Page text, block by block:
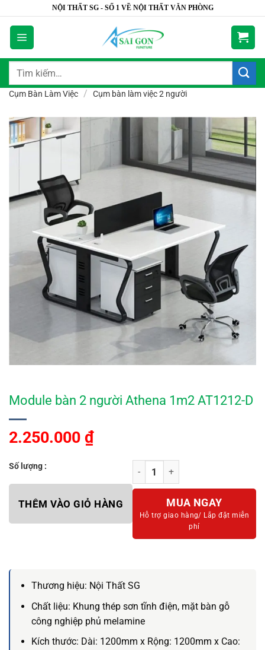
dung
NỘI THẤT SG - SỐ 1 VỀ NỘI THẤT VĂN PHÒNG
Tìm
Cụm Bàn Làm Việc / Cụm bàn làm việc 2 người
Module bàn 2 người Athena 1m2 AT1212-D
2.250.000 ₫
Số lượng : Module bàn 2 người Athena 1m2
THÊM VÀO GIỎ HÀNG MUA NGAY
Hỗ trợ giao hàng/ Lắp đặt miễn
phí
Thương hiệu: Nội Thất SG
Chất liệu: Khung thép sơn tĩnh điện, mặt bàn gỗ
công nghiệp phủ melamine
Kích thước: Dài: 1200mm x Rộng: 1200mm x Cao: